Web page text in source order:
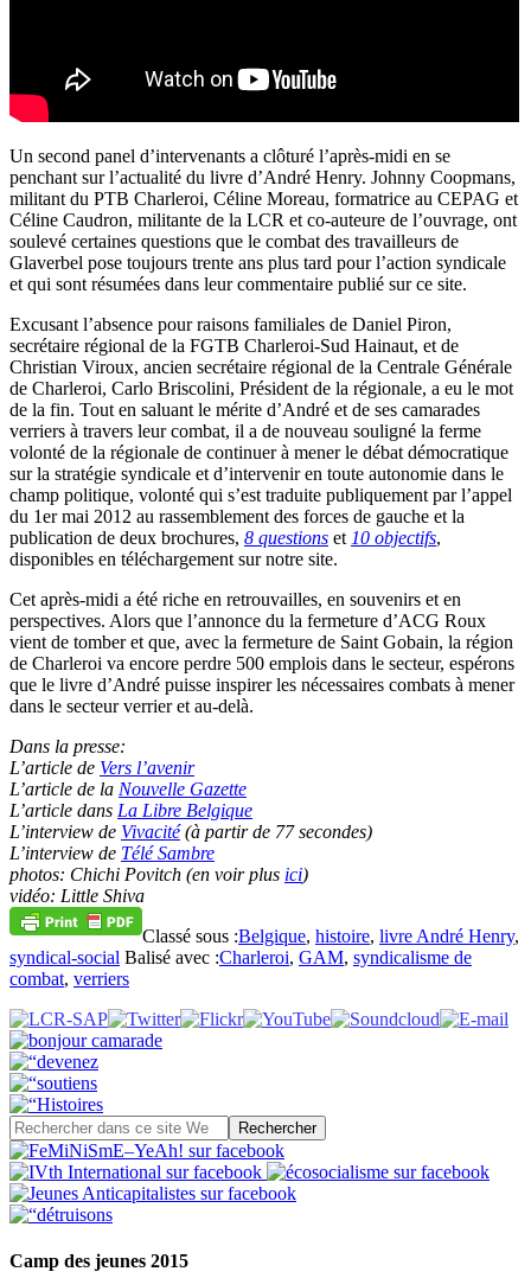
Un second panel d’intervenants a clôturé l’après-midi en se
penchant sur l’actualité du livre d’André Henry. Johnny Coopmans,
militant du PTB Charleroi, Céline Moreau, formatrice au CEPAG et
Céline Caudron, militante de la LCR et co-auteure de l’ouvrage, ont
soulevé certaines questions que le combat des travailleurs de
Glaverbel pose toujours trente ans plus tard pour l’action syndicale
et qui sont résumées dans leur commentaire publié sur ce site.
Excusant l’absence pour raisons familiales de Daniel Piron,
secrétaire régional de la FGTB Charleroi-Sud Hainaut, et de
Christian Viroux, ancien secrétaire régional de la Centrale Générale
de Charleroi, Carlo Briscolini, Président de la régionale, a eu le mot
de la fin. Tout en saluant le mérite d’André et de ses camarades
verriers à travers leur combat, il a de nouveau souligné la ferme
volonté de la régionale de continuer à mener le débat démocratique
sur la stratégie syndicale et d’intervenir en toute autonomie dans le
champ politique, volonté qui s’est traduite publiquement par l’appel
du 1er mai 2012 au rassemblement des forces de gauche et la
publication de deux brochures, 8 questions et 10 objectifs,
disponibles en téléchargement sur notre site.
Cet après-midi a été riche en retrouvailles, en souvenirs et en
perspectives. Alors que l’annonce du la fermeture d’ACG Roux
vient de tomber et que, avec la fermeture de Saint Gobain, la région
de Charleroi va encore perdre 500 emplois dans le secteur, espérons
que le livre d’André puisse inspirer les nécessaires combats à mener
dans le secteur verrier et au-delà.
Dans la presse:
L’article de Vers l’avenir
L’article de la Nouvelle Gazette
L’article dans La Libre Belgique
L’interview de Vivacité(à partir de 77 secondes)
L’interview de Télé Sambre
photos: Chichi Povitch (en voir plus ici)
vidéo: Little Shiva
Classé sous :Belgique, histoire, livre André Henry,
syndical-social Balisé avec :Charleroi, GAM, syndicalisme de
combat, verriers
Camp des jeunes 2015